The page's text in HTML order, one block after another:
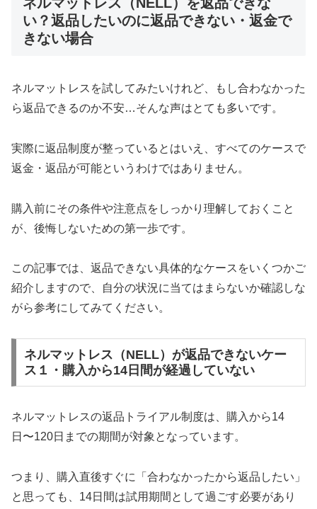
い？返品したいのに返品できない・返金で
きない場合
ネルマットレスを試してみたいけれど、もし合わなかった
ら返品できるのか不安…そんな声はとても多いです。
実際に返品制度が整っているとはいえ、すべてのケースで
返金・返品が可能というわけではありません。
購入前にその条件や注意点をしっかり理解しておくこと
が、後悔しないための第一歩です。
この記事では、返品できない具体的なケースをいくつかご
紹介しますので、自分の状況に当てはまらないか確認しな
がら参考にしてみてください。
ネルマットレス（NELL）が返品できないケー
ス１・購入から14日間が経過していない
ネルマットレスの返品トライアル制度は、購入から14
日〜120日までの期間が対象となっています。
つまり、購入直後すぐに「合わなかったから返品したい」
と思っても、14日間は試用期間として過ごす必要があり